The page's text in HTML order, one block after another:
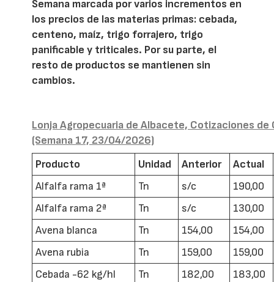
Semana marcada por varios incrementos en
los precios de las materias primas: cebada,
centeno, maíz, trigo forrajero, trigo
panificable y triticales. Por su parte, el
resto de productos se mantienen sin
cambios.
Lonja Agropecuaria de Albacete, Cotizaciones de
(Semana 17, 23/04/2026)
Producto
Unidad Anterior
Actual
Alfalfa rama 1ª
Tn s/c
190,00
Alfalfa rama 2ª
Tn s/c
130,00
Avena blanca
Tn 154,00
154,00
Avena rubia
Tn 159,00
159,00
Cebada -62 kg/hl
Tn 182,00
183,00